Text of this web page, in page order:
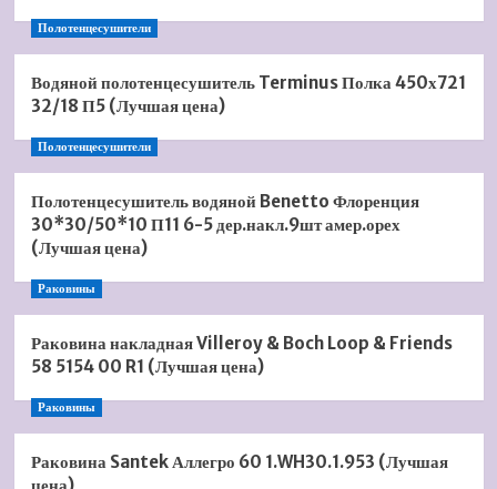
Полотенцесушители
Водяной полотенцесушитель Terminus Полка 450х721
32/18 П5 (Лучшая цена)
Полотенцесушители
Полотенцесушитель водяной Benetto Флоренция
30*30/50*10 П11 6-5 дер.накл.9шт амер.орех
(Лучшая цена)
Раковины
Раковина накладная Villeroy & Boch Loop & Friends
58 5154 00 R1 (Лучшая цена)
Раковины
Раковина Santek Аллегро 60 1.WH30.1.953 (Лучшая